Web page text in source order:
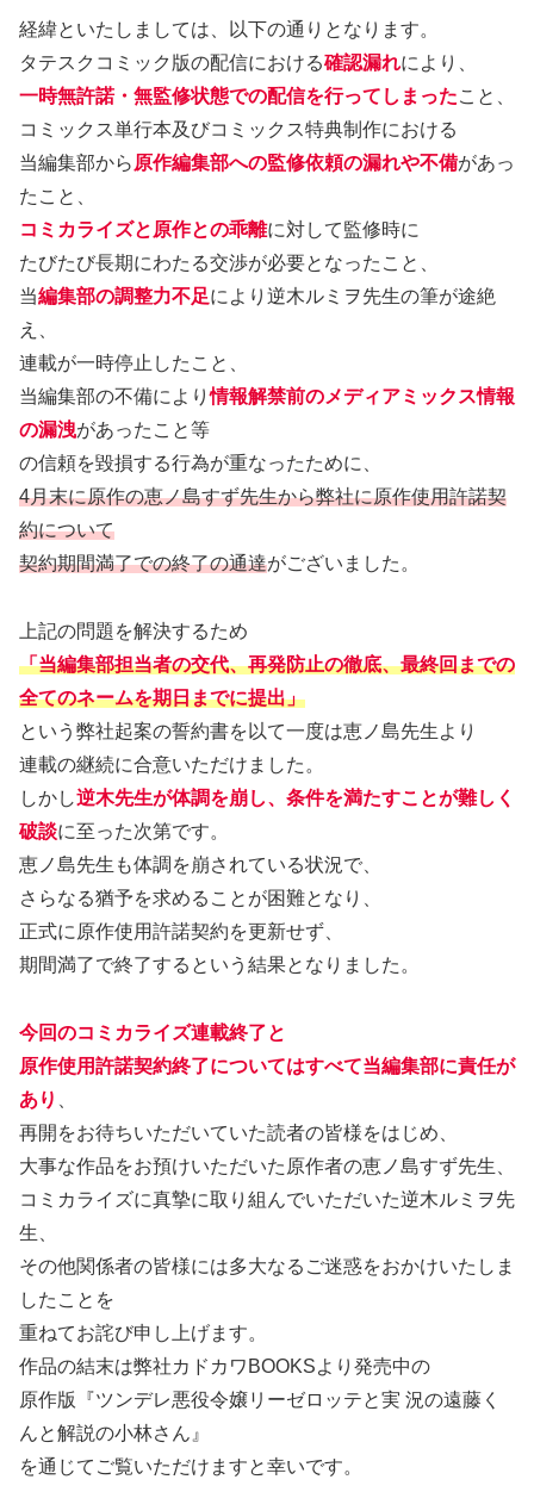
経緯といたしましては、以下の通りとなります。
タテスクコミック版の配信における確認漏れにより、
一時無許諾・無監修状態での配信を行ってしまったこと、
コミックス単行本及びコミックス特典制作における
当編集部から 原作編集部への監修依頼の漏れや不備があっ
たこと、
コミカライズと原作との乖離に対して監修時に
たびたび長期にわたる交渉が必要となったこと、
当編集部の調整力不足により逆木ルミヲ先生の筆が途絶
え、
連載が一時停止したこと、
当編集部の不備により情報解禁前のメディアミックス情報
の漏洩があったこと等
の信頼を毀損する行為が重なったために、
4月末に原作の恵ノ島すず先生から弊社に原作使用許諾契
約について
契約期間満了での終了の通達がございました。
上記の問題を解決するため
「当編集部担当者の交代、再発防止の徹底、最終回までの
全てのネームを期日までに提出」
という弊社起案の誓約書を以て一度は恵ノ島先生より
連載の継続に合意いただけました。
しかし逆木先生が体調を崩し、条件を満たすことが難しく
破談に至った次第です。
恵ノ島先生も体調を崩されている状況で、
さらなる猶予を求めることが困難となり、
正式に原作使用許諾契約を更新せず、
期間満了で終了するという結果となりました。
今回のコミカライズ連載終了と
原作使用許諾契約終了についてはすべて当編集部に責任が
あり
再開をお待ちいただいていた読者の皆様をはじめ、
大事な作品をお預けいただいた原作者の恵ノ島すず先生、
コミカライズに真摯に取り組んでいただいた逆木ルミヲ先
生、
その他関係者の皆様には多大なるご迷惑をおかけいたしま
したことを
重ねてお詫び申し上げます。
作品の結末は弊社カドカワBOOKSより発売中の
原作版『ツンデレ悪役令嬢リーゼロッテと実 況の遠藤く
んと解説の小林さん』
を通じてご覧いただけますと幸いです。